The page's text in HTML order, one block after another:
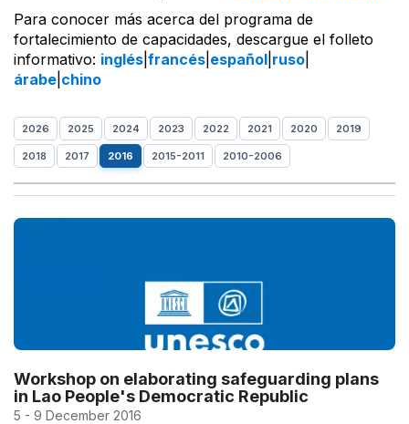
Para conocer más acerca del programa de
fortalecimiento de capacidades, descargue el folleto
informativo: inglés francés español ruso
árabe chino
2026 2025 2024 2023 2022 2021 2020 2019
2018 2017 2016 2015-2011 2010-2006
Workshop on elaborating safeguarding plans
in Lao People's Democratic Republic
5 - 9 December 2016